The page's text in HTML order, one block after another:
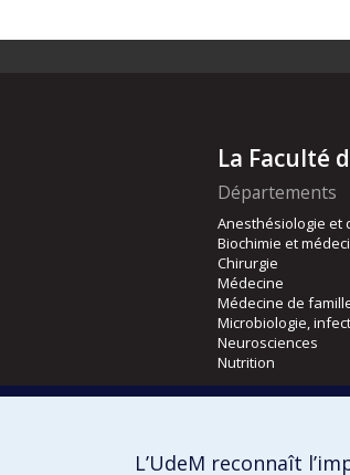
La Faculté
Départements
Anesthésiologie et
Biochimie et
Chirurgie
Médecine
Médecine de
Microbiologie,
Neurosciences
Nutrition
Orthophonie et
L’UdeM reconnaît